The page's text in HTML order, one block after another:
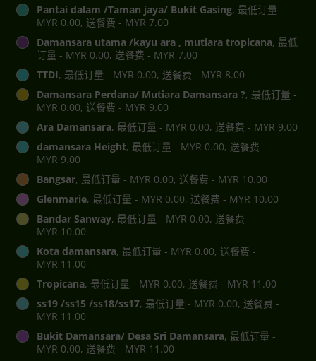
Pantai dalam /Taman jaya/ Bukit Gasing, 最低订量 -
MYR 0.00, 送餐费 - MYR 7.00
Damansara utama /kayu ara , mutiara tropicana, 最低
订量 - MYR 0.00, 送餐费 - MYR 7.00
TTDI, 最低订量 - MYR 0.00, 送餐费 - MYR 8.00
Damansara Perdana/ Mutiara Damansara ?, 最低订量 -
MYR 0.00, 送餐费 - MYR 9.00
Ara Damansara, 最低订量 - MYR 0.00, 送餐费 - MYR 9.00
damansara Height, 最低订量 - MYR 0.00, 送餐费 -
MYR 9.00
Bangsar, 最低订量 - MYR 0.00, 送餐费 - MYR 10.00
Glenmarie, 最低订量 - MYR 0.00, 送餐费 - MYR 10.00
Bandar Sanway, 最低订量 - MYR 0.00, 送餐费 -
MYR 10.00
Kota damansara, 最低订量 - MYR 0.00, 送餐费 -
MYR 11.00
Tropicana, 最低订量 - MYR 0.00, 送餐费 - MYR 11.00
ss19 /ss15 /ss18/ss17, 最低订量 - MYR 0.00, 送餐费 -
MYR 11.00
Bukit Damansara/ Desa Sri Damansara, 最低订量 -
MYR 0.00, 送餐费 - MYR 11.00